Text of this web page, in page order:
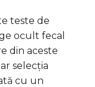
teste de
ocult fecal
din aceste
selecția
cu un